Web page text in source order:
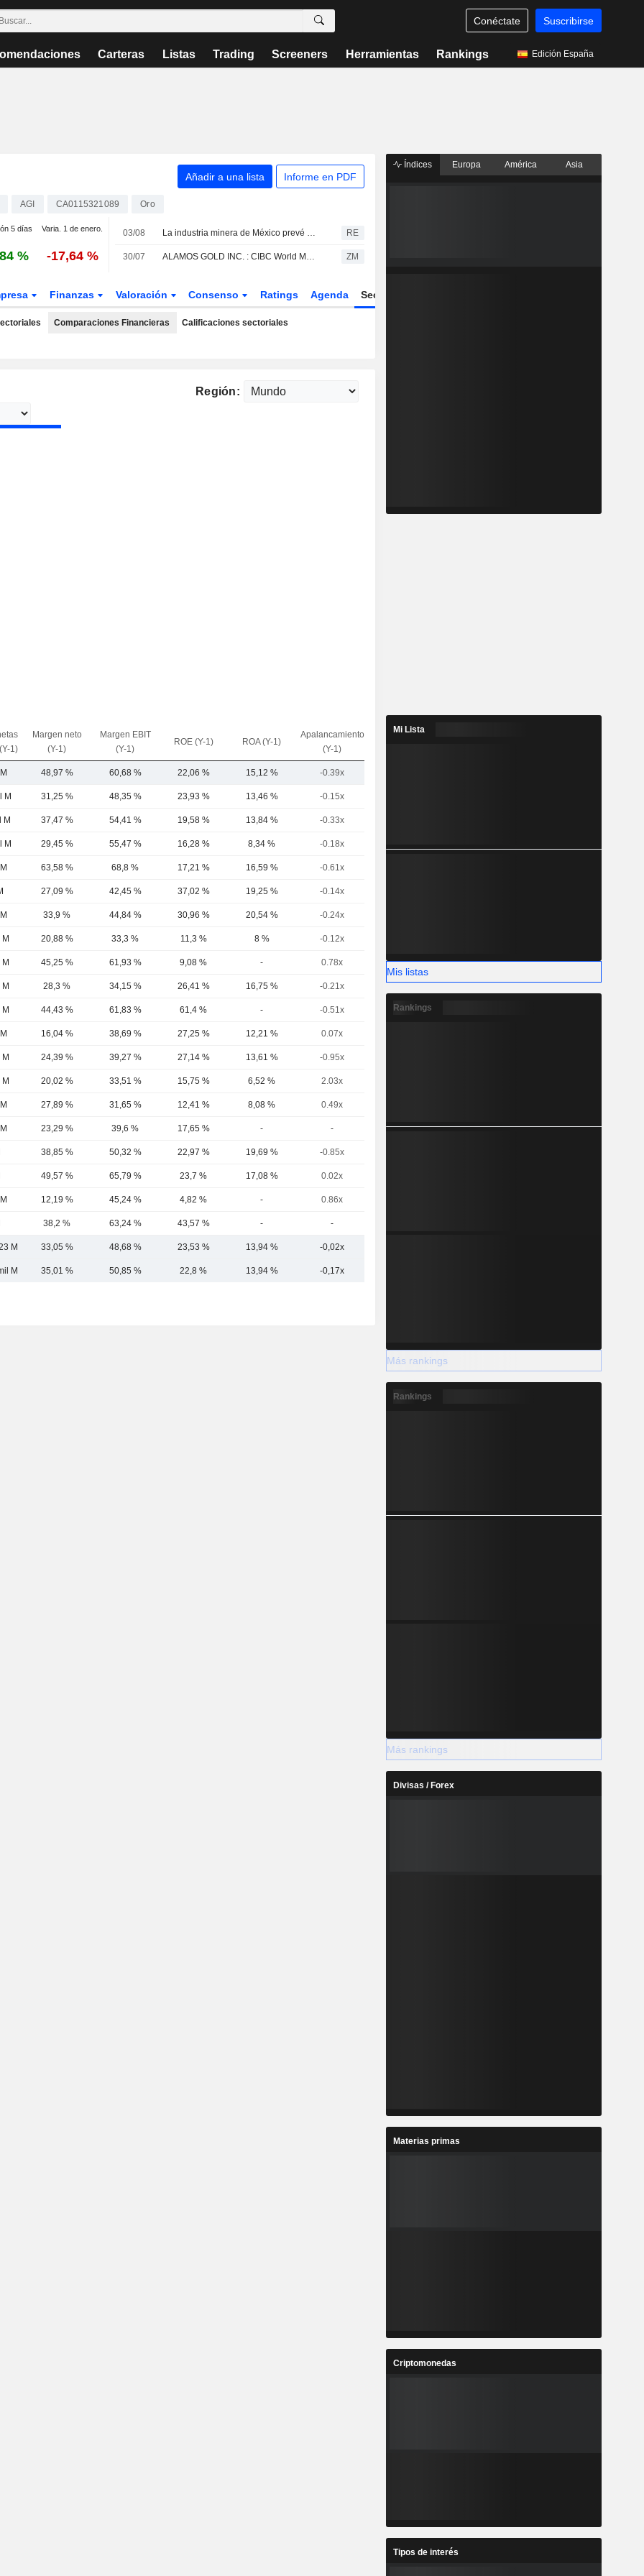
Conéctate Suscribirse
Carteras Listas Trading Screeners Herramientas Rankings Edición España
Añadir a una lista Informe en PDF
AGI CA0115321089 Oro
5 días Varia. 1 de enero.
% -17,64 %
03/08 La industria minera de México prevé un fuerte repunte de la inversión en 2026 impulsado por la expansión de proyectos y la compra de equipos RE
30/07 ALAMOS GOLD INC. : CIBC World Markets mantiene su recomendación de compra ZM
Finanzas Valoración Consenso Ratings Agenda Sector
Comparaciones Financieras Calificaciones sectoriales
Región:
(Y-1)
Margen neto
(Y-1)
Margen EBIT
(Y-1)
ROE (Y-1) ROA (Y-1)
Apalancamiento
(Y-1)
48,97 % 60,68 % 22,06 % 15,12 % -0.39x
M 31,25 % 48,35 % 23,93 % 13,46 % -0.15x
M 37,47 % 54,41 % 19,58 % 13,84 % -0.33x
M 29,45 % 55,47 % 16,28 % 8,34 % -0.18x
63,58 % 68,8 % 17,21 % 16,59 % -0.61x
27,09 % 42,45 % 37,02 % 19,25 % -0.14x
33,9 % 44,84 % 30,96 % 20,54 % -0.24x
20,88 % 33,3 % 11,3 % 8 % -0.12x
45,25 % 61,93 % 9,08 % - 0.78x
28,3 % 34,15 % 26,41 % 16,75 % -0.21x
44,43 % 61,83 % 61,4 % - -0.51x
16,04 % 38,69 % 27,25 % 12,21 % 0.07x
24,39 % 39,27 % 27,14 % 13,61 % -0.95x
20,02 % 33,51 % 15,75 % 6,52 % 2.03x
27,89 % 31,65 % 12,41 % 8,08 % 0.49x
23,29 % 39,6 % 17,65 % - -
38,85 % 50,32 % 22,97 % 19,69 % -0.85x
49,57 % 65,79 % 23,7 % 17,08 % 0.02x
12,19 % 45,24 % 4,82 % - 0.86x
38,2 % 63,24 % 43,57 % - -
M 33,05 % 48,68 % 23,53 % 13,94 % -0,02x
M 35,01 % 50,85 % 22,8 % 13,94 % -0,17x
Índices Europa América Asia
Mi Lista
Mis listas
Rankings
Más rankings
Rankings
Más rankings
Divisas / Forex
Materias primas
Criptomonedas
Tipos de interés